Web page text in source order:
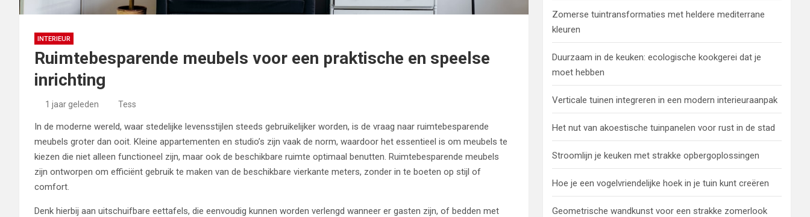
INTERIEUR
Ruimtebesparende meubels voor een praktische en speelse
inrichting
1 jaar geleden Tess
In de moderne wereld, waar stedelijke levensstijlen steeds gebruikelijker worden, is de vraag naar ruimtebesparende
meubels groter dan ooit. Kleine appartementen en studio’s zijn vaak de norm, waardoor het essentieel is om meubels te
kiezen die niet alleen functioneel zijn, maar ook de beschikbare ruimte optimaal benutten. Ruimtebesparende meubels
zijn ontworpen om efficiënt gebruik te maken van de beschikbare vierkante meters, zonder in te boeten op stijl of
comfort.
Denk hierbij aan uitschuifbare eettafels, die eenvoudig kunnen worden verlengd wanneer er gasten zijn, of bedden met
Zomerse tuintransformaties met heldere mediterrane
kleuren
Duurzaam in de keuken: ecologische kookgerei dat je
moet hebben
Verticale tuinen integreren in een modern interieuraanpak
Het nut van akoestische tuinpanelen voor rust in de stad
Stroomlijn je keuken met strakke opbergoplossingen
Hoe je een vogelvriendelijke hoek in je tuin kunt creëren
Geometrische wandkunst voor een strakke zomerlook